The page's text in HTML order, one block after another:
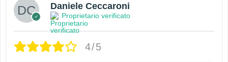
Daniele Ceccaroni
Proprietario verificato
4/5